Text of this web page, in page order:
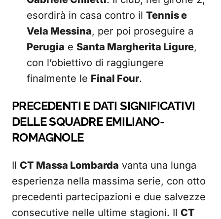
esordirà in casa contro il Tennis e
Vela Messina, per poi proseguire a
Perugia e Santa Margherita Ligure,
con l’obiettivo di raggiungere
finalmente le Final Four.
PRECEDENTI E DATI SIGNIFICATIVI
DELLE SQUADRE EMILIANO-
ROMAGNOLE
Il CT Massa Lombarda vanta una lunga
esperienza nella massima serie, con otto
precedenti partecipazioni e due salvezze
consecutive nelle ultime stagioni. Il CT